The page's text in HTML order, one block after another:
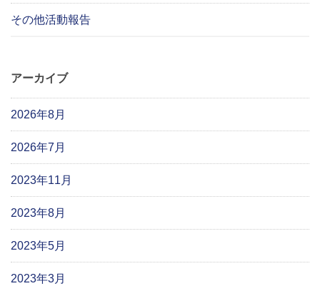
その他活動報告
アーカイブ
2026年8月
2026年7月
2023年11月
2023年8月
2023年5月
2023年3月